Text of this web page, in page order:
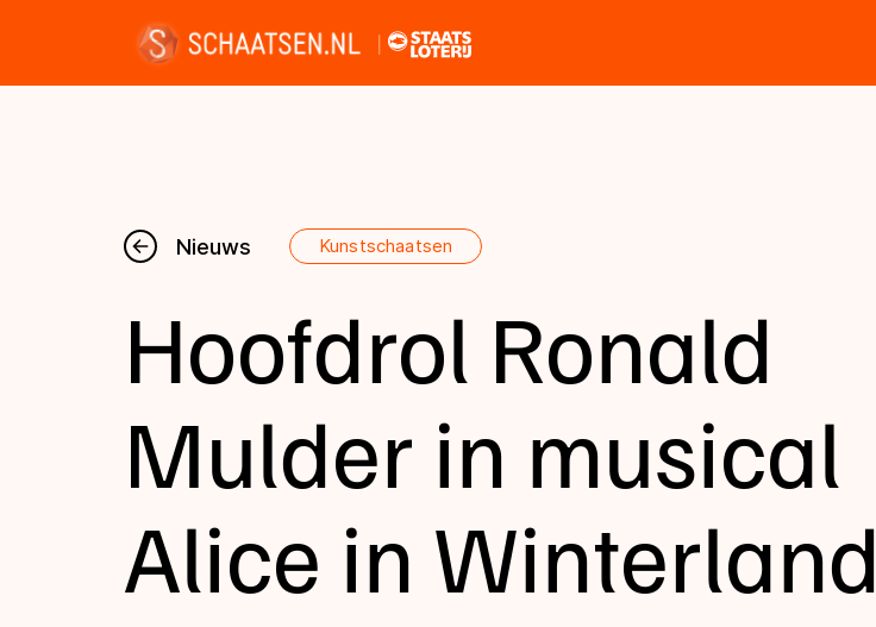
Nieuws
Kalender
Disciplines
Uitslagen
Tijden & historie
Nieuws Kunstschaatsen
Hoofdrol Ronald
Mulder in musical
Alice in Winterland